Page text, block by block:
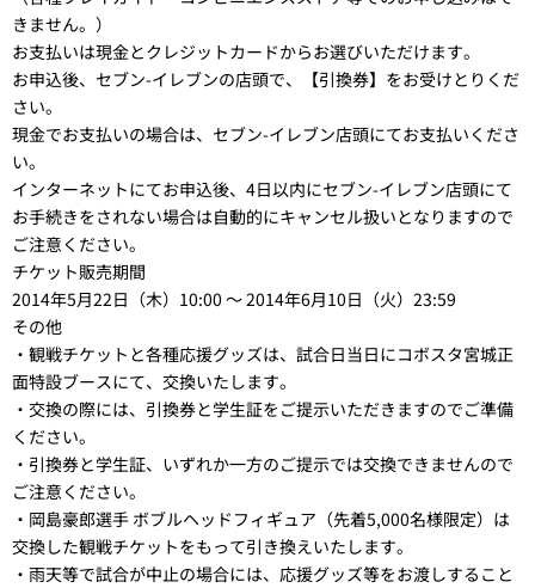
きません。）
お支払いは現金とクレジットカードからお選びいただけます。
お申込後、セブン-イレブンの店頭で、【引換券】をお受けとりくだ
さい。
現金でお支払いの場合は、セブン-イレブン店頭にてお支払いくださ
い。
インターネットにてお申込後、4日以内にセブン-イレブン店頭にて
お手続きをされない場合は自動的にキャンセル扱いとなりますので
ご注意ください。
チケット販売期間
2014年5月22日（木）10:00 ～ 2014年6月10日（火）23:59
その他
・観戦チケットと各種応援グッズは、試合日当日にコボスタ宮城正
面特設ブースにて、交換いたします。
・交換の際には、引換券と学生証をご提示いただきますのでご準備
ください。
・引換券と学生証、いずれか一方のご提示では交換できませんので
ご注意ください。
・岡島豪郎選手 ボブルヘッドフィギュア（先着5,000名様限定）は
交換した観戦チケットをもって引き換えいたします。
・雨天等で試合が中止の場合には、応援グッズ等をお渡しすること